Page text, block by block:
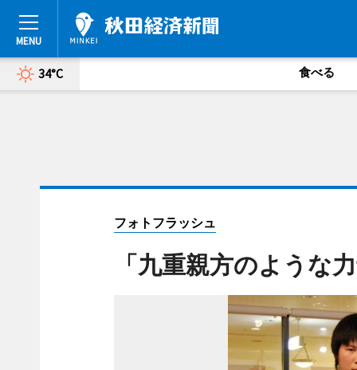
34°C 食べる
フォトフラッシュ
「九重親方のような